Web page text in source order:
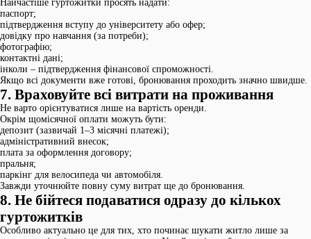
Найчастіше гуртожитки просять надати:
паспорт;
підтвердження вступу до університету або офер;
довідку про навчання (за потреби);
фотографію;
контактні дані;
інколи – підтвердження фінансової спроможності.
Якщо всі документи вже готові, бронювання проходить значно швидше.
7. Враховуйте всі витрати на проживання
Не варто орієнтуватися лише на вартість оренди.
Окрім щомісячної оплати можуть бути:
депозит (зазвичай 1–3 місячні платежі);
адміністративний внесок;
плата за оформлення договору;
пральня;
паркінг для велосипеда чи автомобіля.
Завжди уточнюйте повну суму витрат ще до бронювання.
8. Не бійтеся подаватися одразу до кількох
гуртожитків
Особливо актуально це для тих, хто починає шукати житло лише за